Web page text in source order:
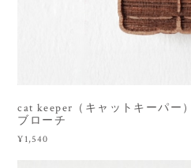
cat keeper（キャットキーパー
ブローチ
¥1,540